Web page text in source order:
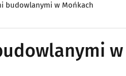
budowlanymi w Mońkach